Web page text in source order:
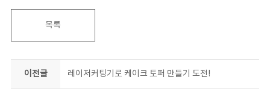
목록
이전글 레이저커팅기로 케이크 토퍼 만들기 도전!